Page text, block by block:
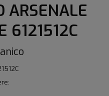
ARSENALE
6121512C